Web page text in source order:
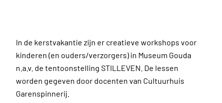
In de kerstvakantie zijn er creatieve workshops voor
kinderen (en ouders/verzorgers) in Museum Gouda
n.a.v. de tentoonstelling STILLEVEN. De lessen
worden gegeven door docenten van Cultuurhuis
Garenspinnerij.